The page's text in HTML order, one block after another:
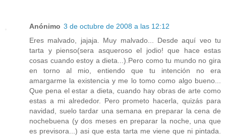
Anónimo 3 de octubre de 2008 a las 12:12
Eres malvado, jajaja. Muy malvado... Desde aquí veo tu
tarta y pienso(sera asqueroso el jodio! que hace estas
cosas cuando estoy a dieta...).Pero como tu mundo no gira
en torno al mio, entiendo que tu intención no era
amargarme la existencia y me lo tomo como algo bueno...
Que pena el estar a dieta, cuando hay obras de arte como
estas a mi alrededor. Pero prometo hacerla, quizás para
navidad, suelo tardar una semana en preparar la cena de
nochebuena (y dos meses en preparar la noche, una que
es previsora...) asi que esta tarta me viene que ni pintada.